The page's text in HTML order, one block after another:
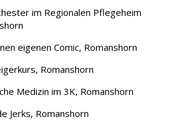
im Regionalen Pflegeheim
eigenen Comic, Romanshorn
Romanshorn
Medizin im 3K, Romanshorn
Jerks, Romanshorn